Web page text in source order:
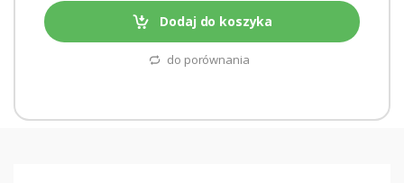
Dodaj do koszyka
do porównania